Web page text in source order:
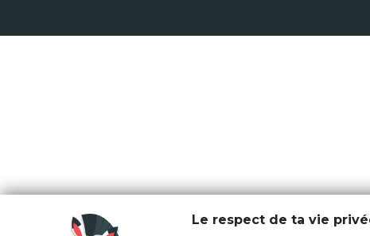
Le respect de ta vie